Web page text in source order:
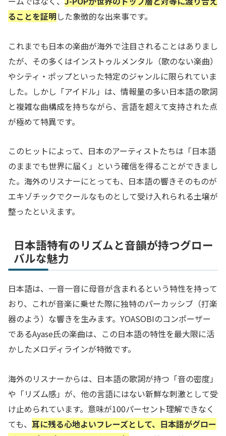
ることを証明した象徴的な出来事です。
これまでも日本の楽曲が海外で注目されることはありまし
たが、その多くはインストゥルメンタル（歌のない楽曲）
やシティ・ポップといった特定のジャンルに限られていま
した。しかし「アイドル」は、情報量の多い日本語の歌詞
と複雑な曲構成を持ちながら、言語を超えて支持された点
が極めて特異です。
このヒットによって、日本のアーティストたちは「日本語
のままでも世界に届く」という確信を得ることができまし
た。海外のリスナーにとっても、日本語の響きそのものが
エキゾチックでクールなものとして受け入れられる土壌が
整ったといえます。
日本語特有のリズムと音韻が持つグロー
バルな魅力
日本語は、一音一音に母音が含まれるという特性を持って
おり、これが音楽に乗せた際に独特のパーカッシブ（打楽
器のよう）な響きを生みます。YOASOBIのコンポーザー
であるAyase氏の楽曲は、この日本語の特性を最大限に活
かしたメロディラインが特徴です。
海外のリスナーからは、日本語の歌詞が持つ「音の密度」
や「リズム感」が、他の言語にはない新鮮な刺激として受
け止められています。意味が100パーセント理解できなく
ても、 耳に残る心地よいフレーズとして、日本語がグロー